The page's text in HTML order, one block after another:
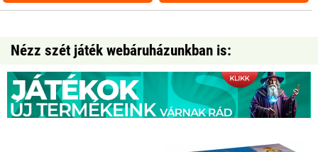
Nézz szét játék webáruházunkban is: